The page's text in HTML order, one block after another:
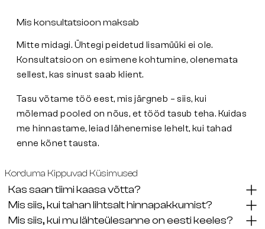
Mis konsultatsioon maksab
Mitte midagi. Ühtegi peidetud lisamüüki ei ole.
Konsultatsioon on esimene kohtumine, olenemata
sellest, kas sinust saab klient.
Tasu võtame töö eest, mis järgneb – siis, kui
mõlemad pooled on nõus, et tööd tasub teha. Kuidas
me hinnastame, leiad lähenemise lehelt, kui tahad
enne kõnet tausta.
Korduma Kippuvad Küsimused
Kas saan tiimi kaasa võtta?
Mis siis, kui tahan lihtsalt hinnapakkumist?
Mis siis, kui mu lähteülesanne on eesti keeles?